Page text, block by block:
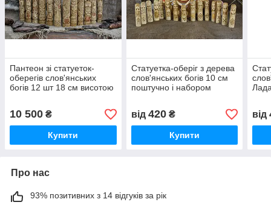
Пантеон зі статуеток-
оберегів слов'янських
богів 12 шт 18 см висотою
10 500 ₴
Купити
Статуетка-оберіг з дерева
слов'янських богів 10 см
поштучно і набором
від 420₴
Купити
від
Про нас
93% позитивних з 14 відгуків за рік